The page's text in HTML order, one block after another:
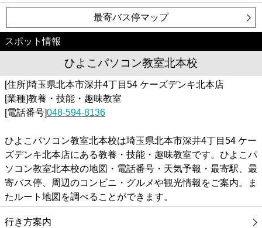
最寄バス停マップ
スポット情報
ひよこパソコン教室北本校
[住所]埼玉県北本市深井4丁目54 ケーズデンキ北本店
[業種]教養・技能・趣味教室
[電話番号]048-594-8136
ひよこパソコン教室北本校は埼玉県北本市深井4丁目54 ケー
ズデンキ北本店にある教養・技能・趣味教室です。ひよこパ
ソコン教室北本校の地図・電話番号・天気予報・最寄駅、最
寄バス停、周辺のコンビニ・グルメや観光情報をご案内。ま
たルート地図を調べることができます。
行き方案内